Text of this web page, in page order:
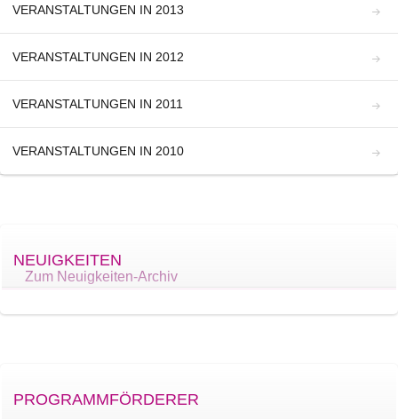
VERANSTALTUNGEN IN 2013
VERANSTALTUNGEN IN 2012
VERANSTALTUNGEN IN 2011
VERANSTALTUNGEN IN 2010
NEUIGKEITEN
Zum Neuigkeiten-Archiv
PROGRAMMFÖRDERER